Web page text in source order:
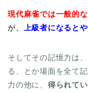
現代麻雀では一般的な
が、
上級者になると
そしてその記憶力は
る、とか場面を全て
力の他に、 得られて